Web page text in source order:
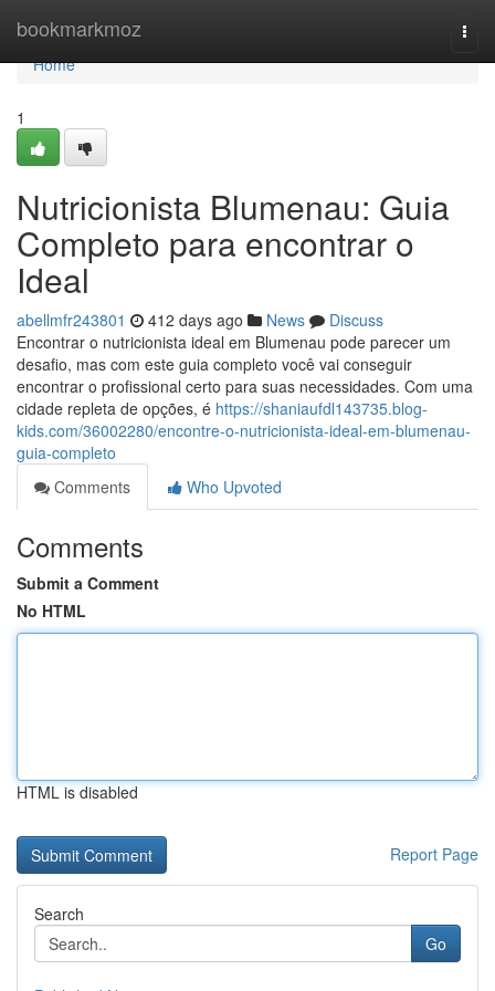
bookmarkmoz
Home
Home
1
Nutricionista Blumenau: Guia
Completo para encontrar o
Ideal
abellmfr243801 412 days ago News
Discuss
Encontrar o nutricionista ideal em Blumenau pode parecer um
desafio, mas com este guia completo você vai conseguir
encontrar o profissional certo para suas necessidades. Com uma
cidade repleta de opções, é https://shaniaufdl143735.blog-
kids.com/36002280/encontre-o-nutricionista-ideal-em-blumenau-
guia-completo
Comments
Who Upvoted
Comments
Submit a Comment
No HTML
HTML is disabled
Report Page
Search
Go